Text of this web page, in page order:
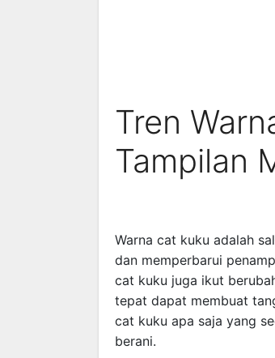
Tren
Tampilan
Warna cat kuku adalah
dan memperbarui
cat kuku juga ikut
tepat dapat membuat
cat kuku apa saja yang
berani.